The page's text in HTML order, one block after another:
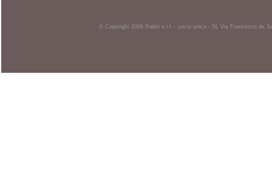
© Copyright 2008 Raleri s.r.l. - socio unico - SL Via Francesco de